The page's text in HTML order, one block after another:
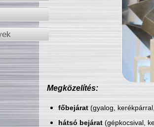
Megközelítés:
főbejárat(gyalog,
hátsó bejárat(gépkocsival,